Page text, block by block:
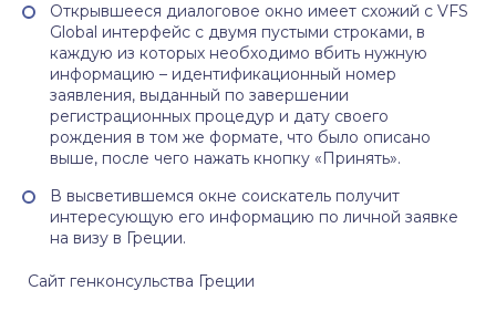
Открывшееся диалоговое окно имеет схожий с VFS
Global интерфейс с двумя пустыми строками, в
каждую из которых необходимо вбить нужную
информацию – идентификационный номер
заявления, выданный по завершении
регистрационных процедур и дату своего
рождения в том же формате, что было описано
выше, после чего нажать кнопку «Принять».
В высветившемся окне соискатель получит
интересующую его информацию по личной заявке
на визу в Греции.
Сайт генконсульства Греции